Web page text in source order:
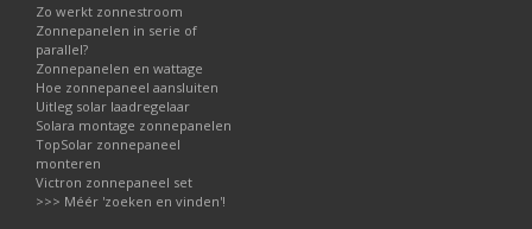
Zo werkt zonnestroom
Zonnepanelen in serie of
parallel?
Zonnepanelen en wattage
Hoe zonnepaneel aansluiten
Uitleg solar laadregelaar
Solara montage zonnepanelen
TopSolar zonnepaneel
monteren
Victron zonnepaneel set
>>> Méér 'zoeken en vinden'!